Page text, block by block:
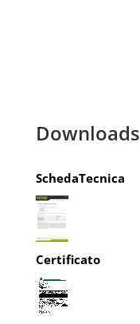
Downloads
SchedaTecnica
Certificato